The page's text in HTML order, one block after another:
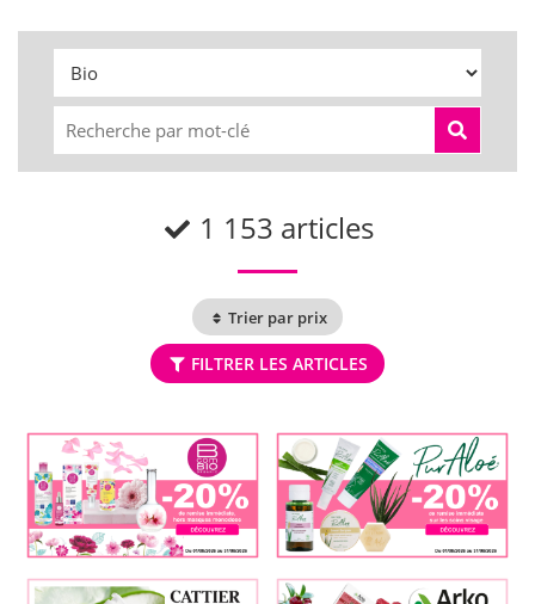
1 153 articles
Trier par prix
FILTRER LES ARTICLES